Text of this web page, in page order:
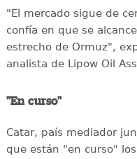
"El mercado sigue de
confía en que se
estrecho de Ormuz",
analista de Lipow Oil
"En curso"
Catar, país mediador
que están "en curso"